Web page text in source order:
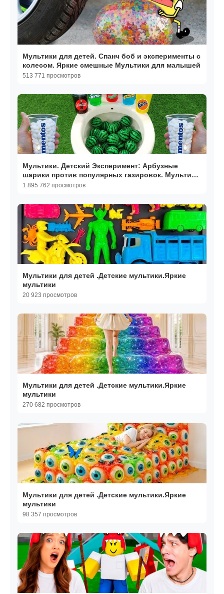
Мультики для детей. Спанч боб и эксперименты с
колесом. Яркие смешные Мультики для малышей
513 771 просмотров
Мультики. Детский Эксперимент: Арбузные
шарики против популярных газировок. Мультики
для детей.
1 895 762 просмотров
Мультики для детей .Детские мультики.Яркие
мультики
20 923 просмотров
Мультики для детей .Детские мультики.Яркие
мультики
270 682 просмотров
Мультики для детей .Детские мультики.Яркие
мультики
98 357 просмотров